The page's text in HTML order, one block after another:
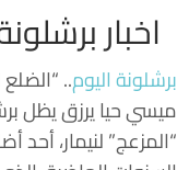
اخبار
برشلونة اليوم..
ميسي حيا يرزق يظل
“المزعج” لنيمار،